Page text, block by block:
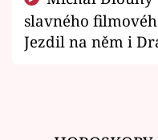
slavného
Jezdil na něm i